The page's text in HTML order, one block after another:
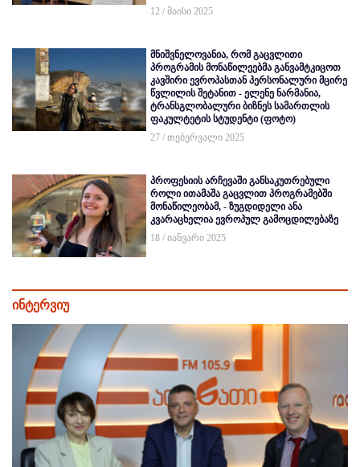
12 / მაისი 2025
მნიშვნელოვანია, რომ გაცვლითი
პროგრამის მონაწილეებმა განვამტკიცოთ
კავშირი ევროპასთან პერსონალური მცირე
წვლილის შეტანით - ელენე ნარმანია,
ტრანსგლობალური ბიზნეს სამართლის
ფაკულტეტის სტუდენტი (ფოტო)
27 / თებერვალი 2025
პროფესიის არჩევაში განსაკუთრებული
როლი ითამაშა გაცვლით პროგრამებში
მონაწილეობამ, - ზუგდიდელი ანა
კვარაცხელია ევროპულ გამოცდილებაზე
18 / იანვარი 2025
ინტერვიუ